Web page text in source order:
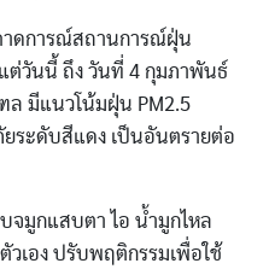
ดการณ์สถานการณ์ฝุ่น
ต่วันนี้ ถึง วันที่ 4 กุมภาพันธ์
มีแนวโน้มฝุ่น PM2.5
ระดับสีแดง เป็นอันตรายต่อ
จมูกแสบตา ไอ น้ำมูกไหล
เอง ปรับพฤติกรรมเพื่อใช้